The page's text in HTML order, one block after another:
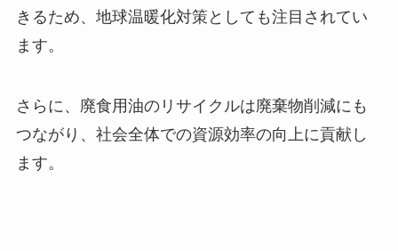
きるため、地球温暖化対策としても注目されてい
ます。
さらに、廃食用油のリサイクルは廃棄物削減にも
つながり、社会全体での資源効率の向上に貢献し
ます。